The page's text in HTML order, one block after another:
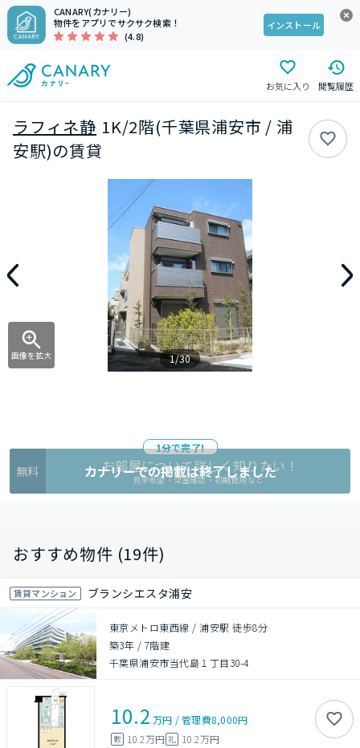
CANARY(カナリー)
物件をアプリでサクサク検索！
(4.8)
インストール
お気に入り 閲覧履歴
ラフィネ静 1K/2階(千葉県浦安市 / 浦
安駅)の賃貸
画像を拡大 1/30
1分で完了!
無料 お部屋について詳しく知りたい !
見学希望・空室確認・初期費用など
カナリーでの掲載は終了しました
おすすめ物件 (19件)
賃貸マンション ブランシエスタ浦安
東京メトロ東西線 / 浦安駅 徒歩8分
築3年 / 7階建
千葉県浦安市当代島１丁目30-4
10.2 万円 /管理費8,000円
敷 10.2万円 礼 10.2万円